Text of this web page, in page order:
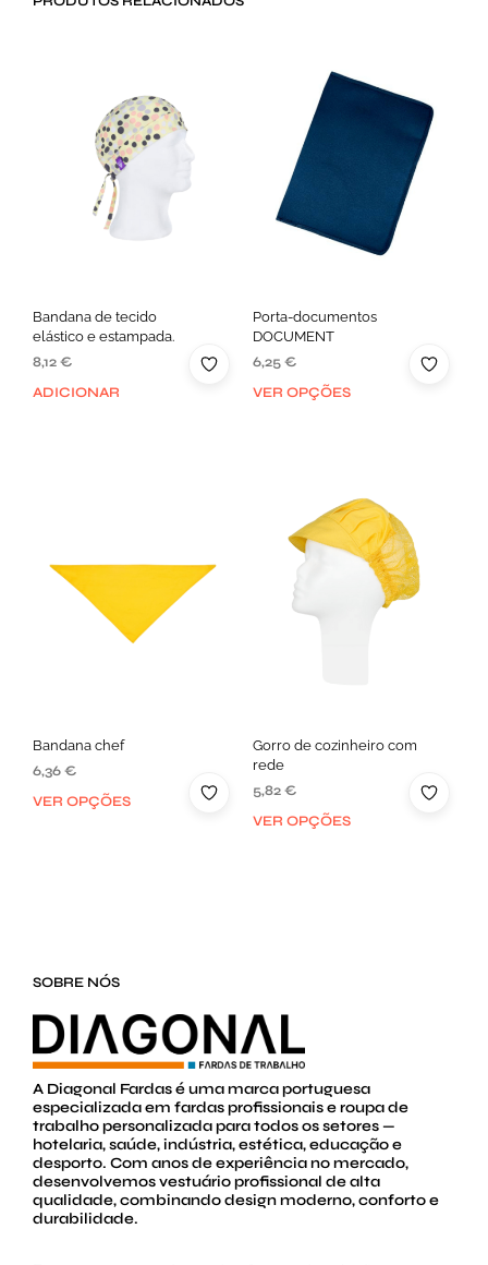
Bandana de tecido
elástico e estampada.
8,12€
ADICIONAR
Porta-documentos
DOCUMENT
6,25€
VER OPÇÕES
Bandana chef
6,36€
VER OPÇÕES
Gorro de cozinheiro com
rede
5,82€
VER OPÇÕES
SOBRE NÓS
A Diagonal Fardas é uma marca portuguesa
especializada em fardas profissionais e roupa de
trabalho personalizada para todos os setores —
hotelaria, saúde, indústria, estética, educação e
desporto. Com anos de experiência no mercado,
desenvolvemos vestuário profissional de alta
qualidade, combinando design moderno, conforto e
durabilidade.